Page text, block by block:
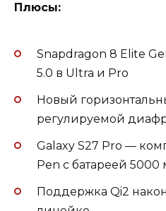
Плюсы:
Snapdragon 8 Elite
5.0 в Ultra и Pro
Новый
регулируемой
Galaxy S27 Pro —
Pen с батареей 5000
Поддержка Qi2